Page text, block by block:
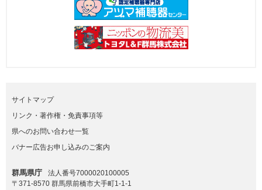
サイトマップ
リンク・著作権・免責事項等
県へのお問い合わせ一覧
バナー広告お申し込みのご案内
群馬県庁
法人番号7000020100005
〒371-8570 群馬県前橋市大手町1-1-1